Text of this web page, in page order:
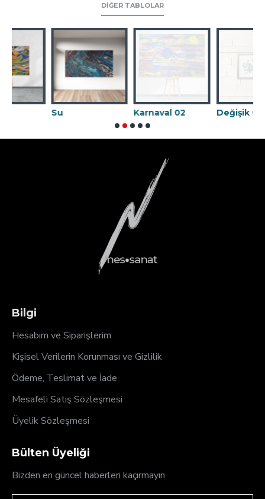
DIĞER TABLOLAR
Karnaval 02 Değişik 09
Bilgi
Hesabım ve Siparişlerim
Kişisel Verilerin Korunması ve Gizlilik
Ödeme, Teslimat ve İade
Mesafeli Satış Sözleşmesi
Üyelik Sözleşmesi
Bülten Üyeliği
Bizden en güncel haberleri kaçırmayın